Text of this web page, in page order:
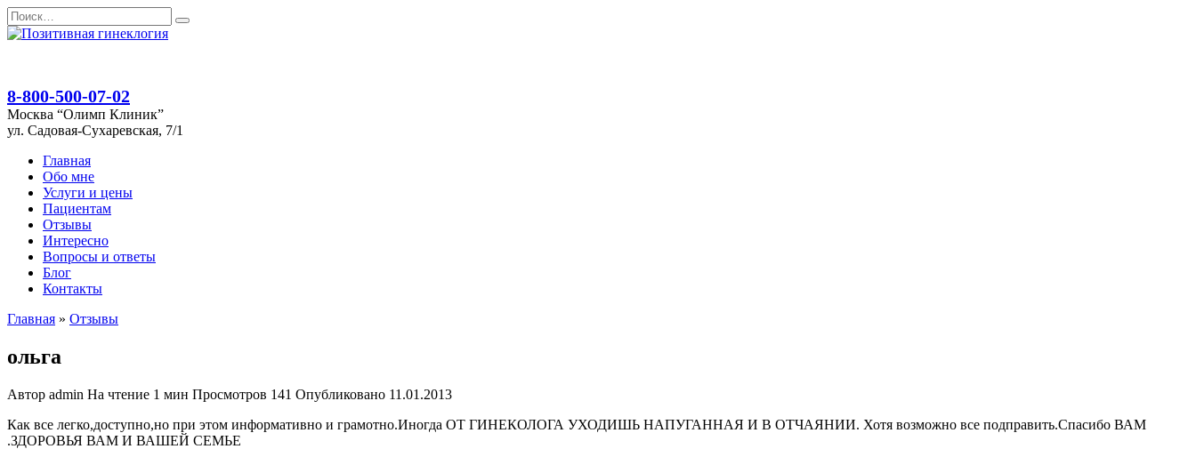
Перейти
к
Search
for:
8-800-500-07-02
Москва “Олимп Клиник”
ул. Садовая-Сухаревская, 7/1
Главная
Обо мне
Услуги и цены
Пациентам
Отзывы
Интересно
Вопросы и ответы
Блог
Контакты
Главная » Отзывы
ольга
Автор admin На чтение 1 мин Просмотров 141 Опубликовано 11.01.2013
Как все легко,доступно,но при этом информативно и грамотно.Иногда ОТ ГИНЕКОЛОГА УХОДИШЬ НАПУГАННАЯ И В ОТЧАЯНИИ. Хотя возможно все подправить.Спасибо ВАМ
.ЗДОРОВЬЯ ВАМ И ВАШЕЙ СЕМЬЕ